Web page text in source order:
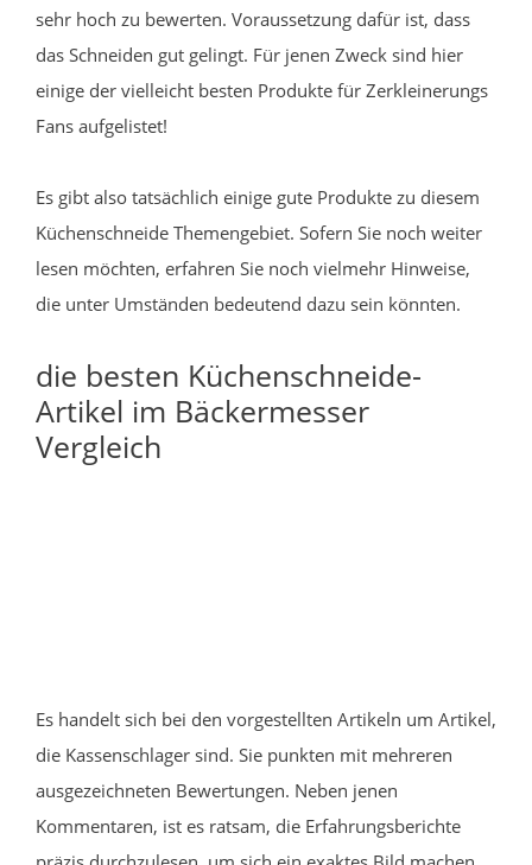
sehr hoch zu bewerten. Voraussetzung dafür ist, dass
das Schneiden gut gelingt. Für jenen Zweck sind hier
einige der vielleicht besten Produkte für Zerkleinerungs
Fans aufgelistet!
Es gibt also tatsächlich einige gute Produkte zu diesem
Küchenschneide Themengebiet. Sofern Sie noch weiter
lesen möchten, erfahren Sie noch vielmehr Hinweise,
die unter Umständen bedeutend dazu sein könnten.
die besten Küchenschneide-
Artikel im Bäckermesser
Vergleich
Es handelt sich bei den vorgestellten Artikeln um Artikel,
die Kassenschlager sind. Sie punkten mit mehreren
ausgezeichneten Bewertungen. Neben jenen
Kommentaren, ist es ratsam, die Erfahrungsberichte